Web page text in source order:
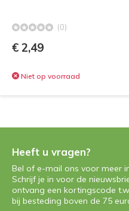
(0)
€ 2,49
Niet op voorraad
Heeft u vragen?
Bel of e-mail ons voor meer
Schrijf je in voor de
ontvang een kortingscode
bij besteding boven de 75